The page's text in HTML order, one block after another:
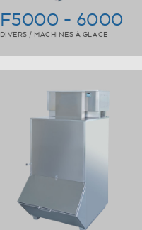
F5000 - 6000
DIVERS / MACHINES À GLACE